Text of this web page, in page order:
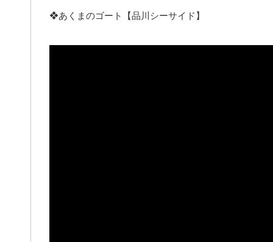
❖あくまのゴート【品川シーサイド】